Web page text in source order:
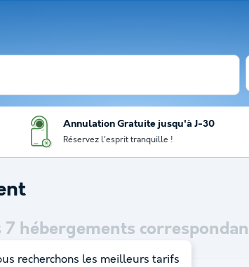
Annulation Gratuite jusqu'à J-30
Réservez l'esprit tranquille !
7 hébergements
recherchons les meilleurs tarifs